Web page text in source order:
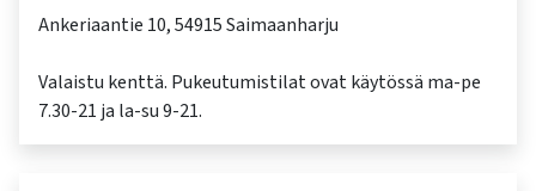
Ankeriaantie 10, 54915 Saimaanharju
Valaistu kenttä. Pukeutumistilat ovat käytössä ma-pe
7.30-21 ja la-su 9-21.